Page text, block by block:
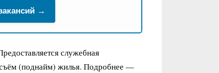
→
служебная
(поднайм) жилья. Подробнее —